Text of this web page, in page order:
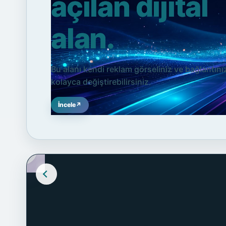
açılan dijital
alan.
Bu alanı kendi reklam görseliniz ve
kolayca değiştirebilirsiniz.
İncele↗